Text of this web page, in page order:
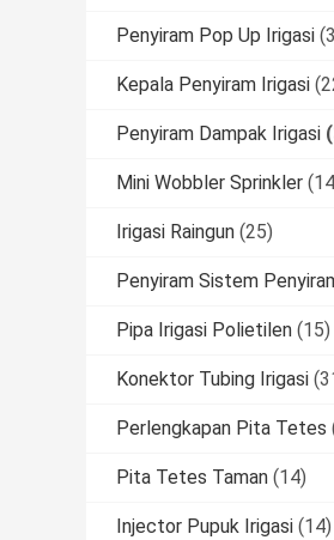
Penyiram Pop Up Irigasi
Kepala Penyiram Irigasi
Penyiram Dampak Irigasi
Mini Wobbler Sprinkler
Irigasi Raingun (25)
Penyiram Sistem
Pipa Irigasi Polietilen (15)
Konektor Tubing Irigasi
Perlengkapan Pita Tetes
Pita Tetes Taman (14)
Injector Pupuk Irigasi (14)